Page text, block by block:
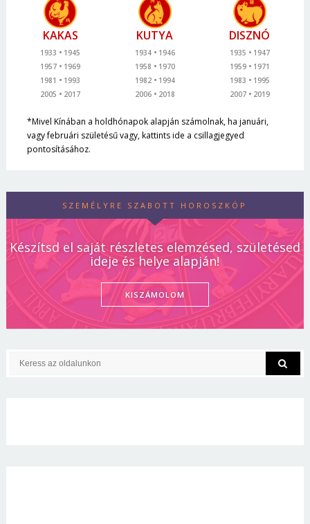
KAKAS
1933
1945
1957
1969
1981
1993
2005
2017
KUTYA
1934
1946
1958
1970
1982
1994
2006
2018
DISZNÓ
1935
1947
1959
1971
1983
1995
2007
2019
*Mivel Kínában a holdhónapok alapján számolnak, ha januári,
vagy februári születésű vagy, kattints ide a csillagjegyed
pontosításához.
SZEMÉLYRE SZABOTT HOROSZKÓP
Készítsd el saját részletes elemzésed, születésed
ideje és helye alapján!
KISZÁMOLOM